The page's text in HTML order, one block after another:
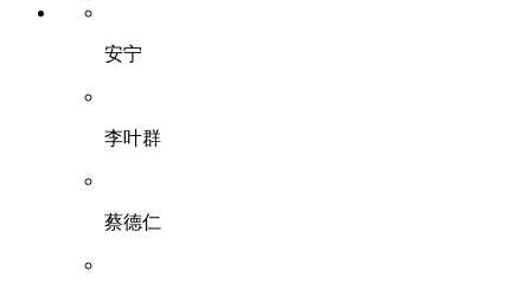
安宁
李叶群
蔡德仁